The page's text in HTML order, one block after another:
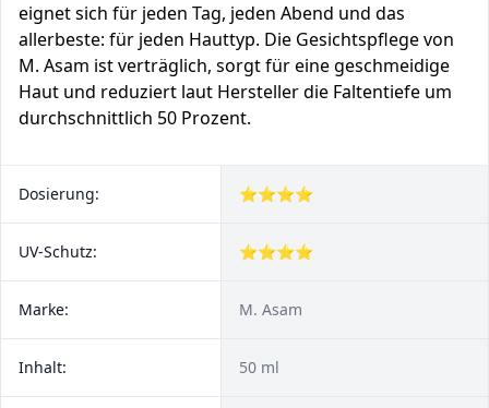
eignet sich für jeden Tag, jeden Abend und das
allerbeste: für jeden Hauttyp. Die Gesichtspflege von
M. Asam ist verträglich, sorgt für eine geschmeidige
Haut und reduziert laut Hersteller die Faltentiefe um
durchschnittlich 50 Prozent.
Dosierung: ⭐⭐⭐⭐
UV-Schutz: ⭐⭐⭐⭐
Marke: M. Asam
Inhalt: 50 ml